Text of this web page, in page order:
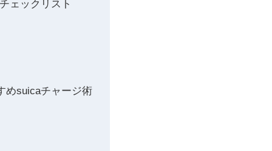
ェックリスト
めsuicaチャージ術